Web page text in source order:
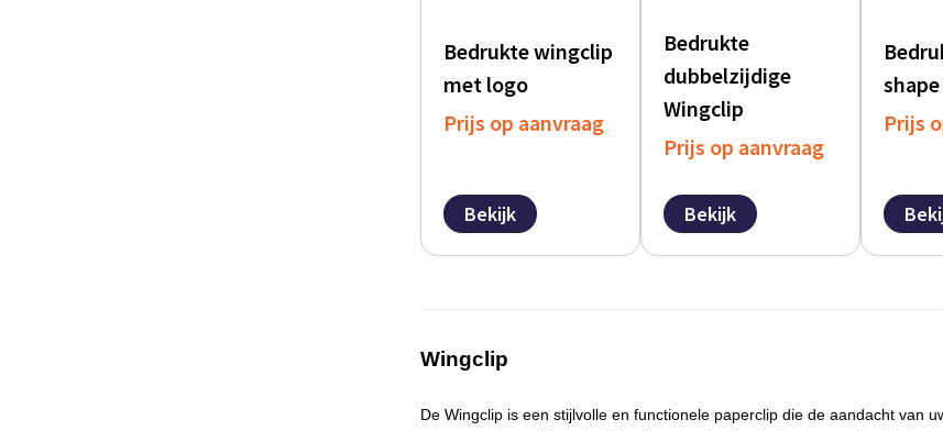
Bedrukte wingclip
met logo
Prijs op aanvraag
Bekijk
Bedrukte
dubbelzijdige
Wingclip
Prijs op aanvraag
Bekijk
Prijs
Wingclip
De Wingclip is een stijlvolle en functionele paperclipdie de aandacht van